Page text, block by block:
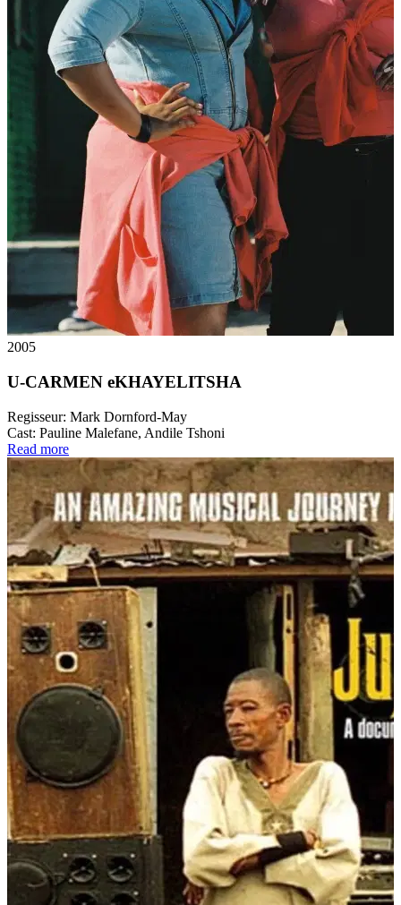
2005
U-CARMEN eKHAYELITSHA
Regisseur: Mark Dornford-May
Cast: Pauline Malefane, Andile Tshoni
Read more